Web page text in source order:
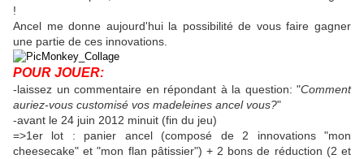
!
Ancel me donne aujourd'hui la possibilité de vous faire gagner
une partie de ces innovations.
POUR JOUER:
-laissez un commentaire en répondant à la question: "Comment
auriez-vous customisé vos madeleines ancel vous?"
-avant le 24 juin 2012 minuit (fin du jeu)
=>1er lot : panier ancel (composé de 2 innovations "mon
cheesecake" et "mon flan pâtissier") + 2 bons de réduction (2 et